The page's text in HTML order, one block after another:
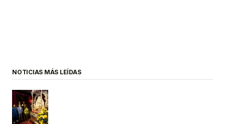
NOTICIAS MÁS LEÍDAS